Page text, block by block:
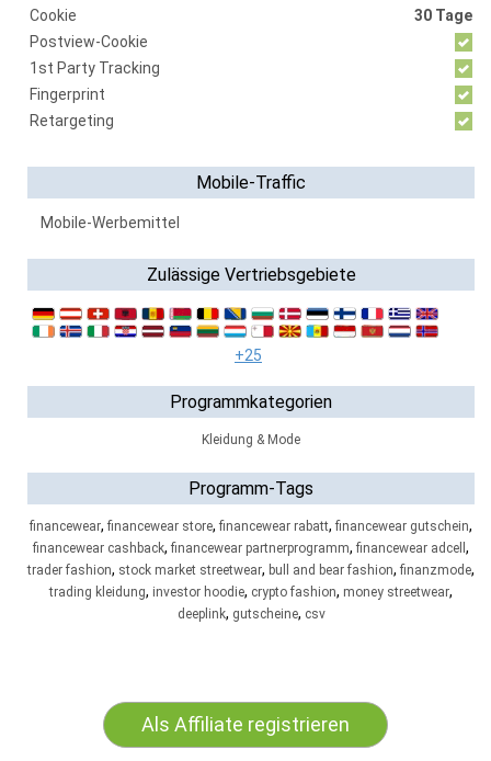
Cookie
30 Tage
Postview-Cookie
1st Party Tracking
Fingerprint
Retargeting
Mobile-Traffic
Mobile-Werbemittel
Zulässige Vertriebsgebiete
+25
Programmkategorien
Kleidung & Mode
Programm-Tags
financewear, financewear store, financewear rabatt, financewear gutschein,
financewear cashback, financewear partnerprogramm, financewear adcell ,
trader fashion, stock market streetwear, bull and bear fashion, finanzmode,
trading kleidung, investor hoodie, crypto fashion, money streetwear,
deeplink, gutscheine, csv
Als Affiliate registrieren